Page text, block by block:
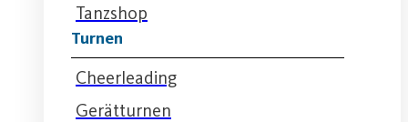
Tanzshop
Turnen
Cheerleading
Gerätturnen